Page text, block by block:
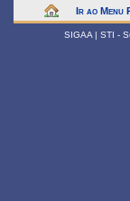
Ir ao Menu
SIGAA | STI -